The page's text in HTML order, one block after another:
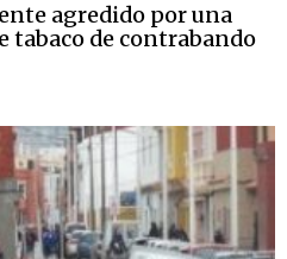
agredido por una
tabaco de contrabando